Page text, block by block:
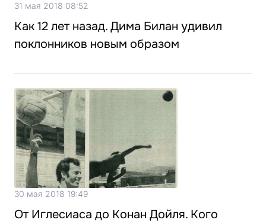
31 мая 2018 08:52
Как 12 лет назад. Дима Билан удивил
поклонников новым образом
30 мая 2018 19:49
От Иглесиаса до Конан Дойля. Кого